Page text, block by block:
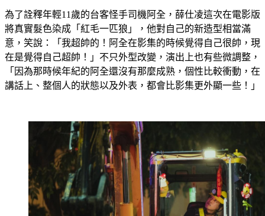
為了詮釋年輕11歲的台客怪手司機阿全，薛仕凌這次在電影版
將真實髮色染成「紅毛一匹狼」，他對自己的新造型相當滿
意，笑說：「我超帥的！阿全在影集的時候覺得自己很帥，現
在是覺得自己超帥！」不只外型改變，演出上也有些微調整，
「因為那時候年紀的阿全還沒有那麼成熟，個性比較衝動，在
講話上、整個人的狀態以及外表，都會比影集更外顯一些！」